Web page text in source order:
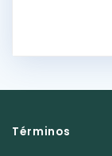
Términos